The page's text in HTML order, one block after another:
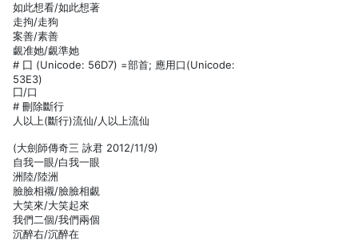
如此想看/如此想著
走拘/走狗
案善/素善
覷准她/覷準她
# 囗 (Unicode: 56D7) =部首; 應用口(Unicode:
53E3)
囗/口
# 刪除斷行
人以上(斷行)流仙/人以上流仙
(大劍師傳奇三 詠君 2012/11/9)
自我一眼/白我一眼
洲陸/陸洲
臉臉相襯/臉臉相覷
大笑來/大笑起來
我們二個/我們兩個
沉醉右/沉醉在